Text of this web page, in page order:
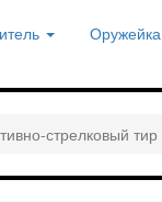
Оружейка
стрелковый тир